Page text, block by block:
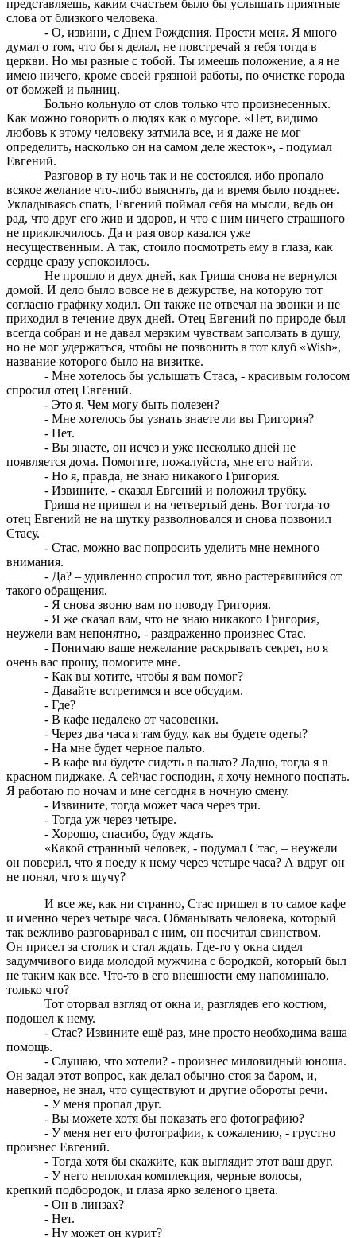
представляешь, каким счастьем было бы услышать приятные
слова от близкого человека.
- О, извини, с Днем Рождения. Прости меня. Я много
думал о том, что бы я делал, не повстречай я тебя тогда в
церкви. Но мы разные с тобой. Ты имеешь положение, а я не
имею ничего, кроме своей грязной работы, по очистке города
от бомжей и пьяниц.
Больно кольнуло от слов только что произнесенных.
Как можно говорить о людях как о мусоре. «Нет, видимо
любовь к этому человеку затмила все, и я даже не мог
определить, насколько он на самом деле жесток», - подумал
Евгений.
Разговор в ту ночь так и не состоялся, ибо пропало
всякое желание что-либо выяснять, да и время было позднее.
Укладываясь спать, Евгений поймал себя на мысли, ведь он
рад, что друг его жив и здоров, и что с ним ничего страшного
не приключилось. Да и разговор казался уже
несущественным. А так, стоило посмотреть ему в глаза, как
сердце сразу успокоилось.
Не прошло и двух дней, как Гриша снова не вернулся
домой. И дело было вовсе не в дежурстве, на которую тот
согласно графику ходил. Он также не отвечал на звонки и не
приходил в течение двух дней. Отец Евгений по природе был
всегда собран и не давал мерзким чувствам заползать в душу,
но не мог удержаться, чтобы не позвонить в тот клуб «Wish»,
название которого было на визитке.
- Мне хотелось бы услышать Стаса, - красивым голосом
спросил отец Евгений.
- Это я. Чем могу быть полезен?
- Мне хотелось бы узнать знаете ли вы Григория?
- Нет.
- Вы знаете, он исчез и уже несколько дней не
появляется дома. Помогите, пожалуйста, мне его найти.
- Но я, правда, не знаю никакого Григория.
- Извините, - сказал Евгений и положил трубку.
Гриша не пришел и на четвертый день. Вот тогда-то
отец Евгений не на шутку разволновался и снова позвонил
Стасу.
- Стас, можно вас попросить уделить мне немного
внимания.
- Да? – удивленно спросил тот, явно растерявшийся от
такого обращения.
- Я снова звоню вам по поводу Григория.
- Я же сказал вам, что не знаю никакого Григория,
неужели вам непонятно, - раздраженно произнес Стас.
- Понимаю ваше нежелание раскрывать секрет, но я
очень вас прошу, помогите мне.
- Как вы хотите, чтобы я вам помог?
- Давайте встретимся и все обсудим.
- Где?
- В кафе недалеко от часовенки.
- Через два часа я там буду, как вы будете одеты?
- На мне будет черное пальто.
- В кафе вы будете сидеть в пальто? Ладно, тогда я в
красном пиджаке. А сейчас господин, я хочу немного поспать.
Я работаю по ночам и мне сегодня в ночную смену.
- Извините, тогда может часа через три.
- Тогда уж через четыре.
- Хорошо, спасибо, буду ждать.
«Какой странный человек, - подумал Стас, – неужели
он поверил, что я поеду к нему через четыре часа? А вдруг он
не понял, что я шучу?
И все же, как ни странно, Стас пришел в то самое кафе
и именно через четыре часа. Обманывать человека, который
так вежливо разговаривал с ним, он посчитал свинством.
Он присел за столик и стал ждать. Где-то у окна сидел
задумчивого вида молодой мужчина с бородкой, который был
не таким как все. Что-то в его внешности ему напоминало,
только что?
Тот оторвал взгляд от окна и, разглядев его костюм,
подошел к нему.
- Стас? Извините ещё раз, мне просто необходима ваша
помощь.
- Слушаю, что хотели? - произнес миловидный юноша.
Он задал этот вопрос, как делал обычно стоя за баром, и,
наверное, не знал, что существуют и другие обороты речи.
- У меня пропал друг.
- Вы можете хотя бы показать его фотографию?
- У меня нет его фотографии, к сожалению, - грустно
произнес Евгений.
- Тогда хотя бы скажите, как выглядит этот ваш друг.
- У него неплохая комплекция, черные волосы,
крепкий подбородок, и глаза ярко зеленого цвета.
- Он в линзах?
- Нет.
- Ну может он курит?